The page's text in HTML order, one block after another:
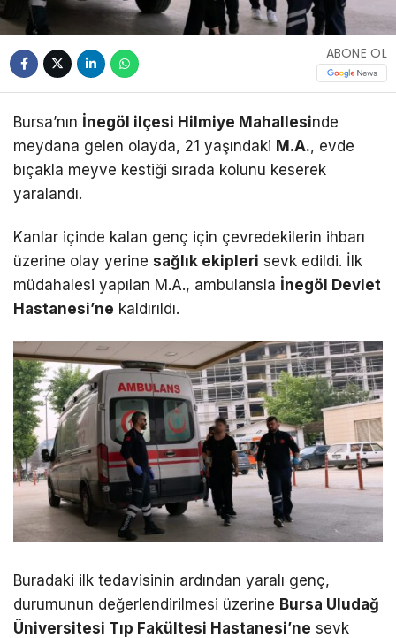
ABONE OL
Bursa’nın İnegöl ilçesi Hilmiye Mahallesinde
meydana gelen olayda, 21 yaşındaki M.A., evde
bıçakla meyve kestiği sırada kolunu keserek
yaralandı.
Kanlar içinde kalan genç için çevredekilerin ihbarı
üzerine olay yerine sağlık ekipleri sevk edildi. İlk
müdahalesi yapılan M.A., ambulansla İnegöl Devlet
Hastanesi’ne kaldırıldı.
Buradaki ilk tedavisinin ardından yaralı genç,
durumunun değerlendirilmesi üzerine Bursa Uludağ
Üniversitesi Tıp Fakültesi Hastanesi’ne sevk